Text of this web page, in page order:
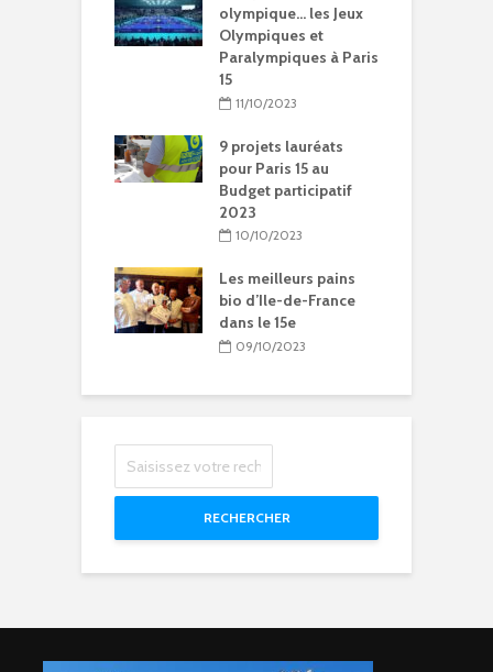
olympique… les Jeux
Olympiques et
Paralympiques à Paris
15
11/10/2023
9 projets lauréats
pour Paris 15 au
Budget participatif
2023
10/10/2023
Les meilleurs pains
bio d’Ile-de-France
dans le 15e
09/10/2023
RECHERCHER